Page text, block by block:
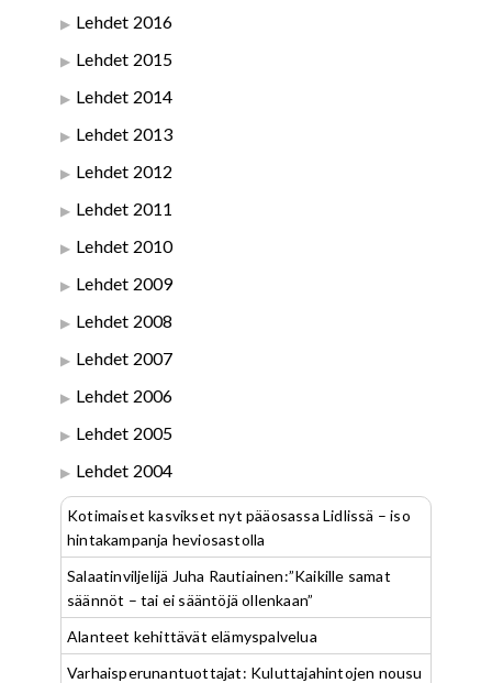
Lehdet 2016
Lehdet 2015
Lehdet 2014
Lehdet 2013
Lehdet 2012
Lehdet 2011
Lehdet 2010
Lehdet 2009
Lehdet 2008
Lehdet 2007
Lehdet 2006
Lehdet 2005
Lehdet 2004
Kotimaiset kasvikset nyt pääosassa Lidlissä – iso
hintakampanja heviosastolla
Salaatinviljelijä Juha Rautiainen:”Kaikille samat
säännöt – tai ei sääntöjä ollenkaan”
Alanteet kehittävät elämyspalvelua
Varhaisperunantuottajat: Kuluttajahintojen nousu